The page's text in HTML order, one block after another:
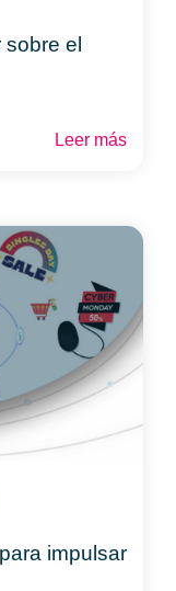
el
Leer más
impulsar